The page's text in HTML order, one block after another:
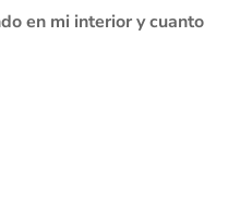
en mi interior y cuanto